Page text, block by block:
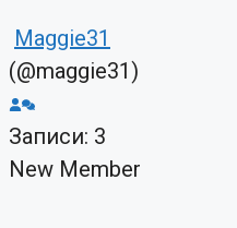
Maggie31
(@maggie31)
Записи: 3
New Member